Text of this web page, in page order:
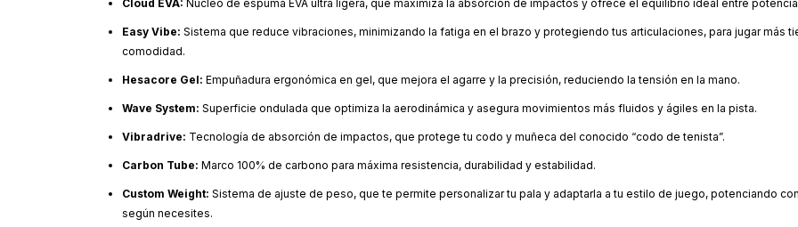
Cloud EVA: Núcleo de espuma EVA ultra ligera, que maximiza la absorción de impactos y ofrece el equilibrio ideal entre
Easy Vibe: Sistema que reduce vibraciones, minimizando la fatiga en el brazo y protegiendo tus articulaciones, para jugar más
comodidad.
Hesacore Gel: Empuñadura ergonómica en gel, que mejora el agarre y la precisión, reduciendo la tensión en la mano.
Wave System: Superficie ondulada que optimiza la aerodinámica y asegura movimientos más fluidos y ágiles en la pista.
Vibradrive: Tecnología de absorción de impactos, que protege tu codo y muñeca del conocido “codo de tenista”.
Carbon Tube: Marco 100% de carbono para máxima resistencia, durabilidad y estabilidad.
Custom Weight: Sistema de ajuste de peso, que te permite personalizar tu pala y adaptarla a tu estilo de juego, potenciando
según necesites.